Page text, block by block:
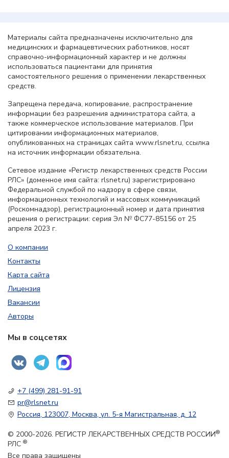
Материалы сайта предназначены исключительно для
медицинских и фармацевтических работников, носят
справочно-информационный характер и не должны
использоваться пациентами для принятия
самостоятельного решения о применении лекарственных
средств.
Запрещена передача, копирование, распространение
информации без разрешения администратора сайта, а
также коммерческое использование материалов. При
цитировании информационных материалов,
опубликованных на страницах сайта www.rlsnet.ru, ссылка
на источник информации обязательна.
Сетевое издание «Регистр лекарственных средств России
РЛС» (доменное имя сайта: rlsnet.ru) зарегистрировано
Федеральной службой по надзору в сфере связи,
информационных технологий и массовых коммуникаций
(Роскомнадзор), регистрационный номер и дата принятия
решения о регистрации: серия Эл № ФС77-85156 от 25
апреля 2023 г.
О компании
Контакты
Карта сайта
Лицензия
Вакансии
Авторы
Мы в соцсетях
+7 (499) 281-91-91
pr@rlsnet.ru
Россия, 123007, Москва, ул. 5-я Магистральная, д. 12
© 2000-2026. РЕГИСТР ЛЕКАРСТВЕННЫХ СРЕДСТВ РОССИИ®
РЛС ®
Все права защищены